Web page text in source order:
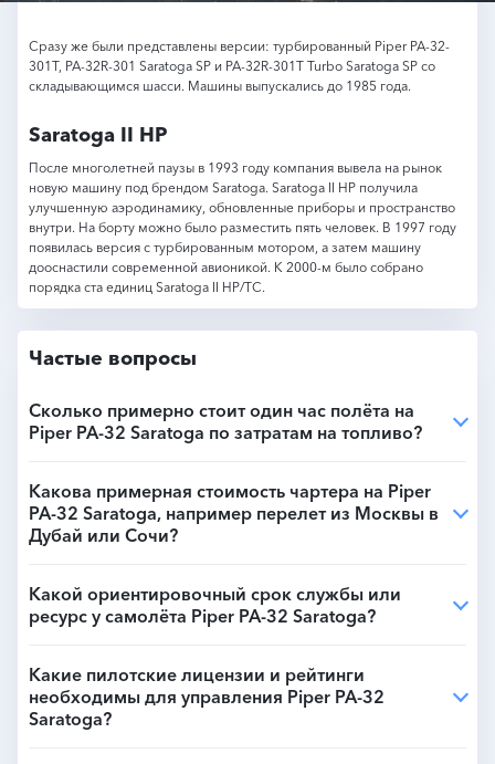
Сразу же были представлены версии: турбированный Piper РА-32-
301Т, РА-32R-301 Saratoga SP и РА-32R-301T Turbo Saratoga SP со
складывающимся шасси. Машины выпускались до 1985 года.
Saratoga II HP
После многолетней паузы в 1993 году компания вывела на рынок
новую машину под брендом Saratoga. Saratoga II HP получила
улучшенную аэродинамику, обновленные приборы и пространство
внутри. На борту можно было разместить пять человек. В 1997 году
появилась версия с турбированным мотором, а затем машину
дооснастили современной авионикой. К 2000-м было собрано
порядка ста единиц Saratoga II HP/TC.
Частые вопросы
Сколько примерно стоит один час полёта на
Piper PA-32 Saratoga по затратам на топливо?
Какова примерная стоимость чартера на Piper
PA-32 Saratoga, например перелет из Москвы в
Дубай или Сочи?
Какой ориентировочный срок службы или
ресурс у самолёта Piper PA-32 Saratoga?
Какие пилотские лицензии и рейтинги
необходимы для управления Piper PA-32
Saratoga?